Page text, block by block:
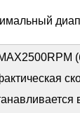
могут
записных